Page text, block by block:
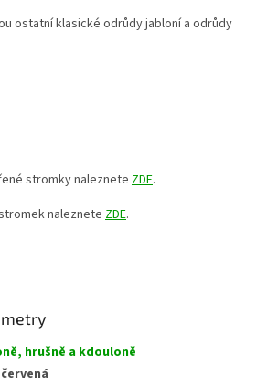
ostatní klasické odrůdy jabloní a odrůdy
stromky naleznete ZDE.
nalezneteZDE.
hrušně a kdouloně